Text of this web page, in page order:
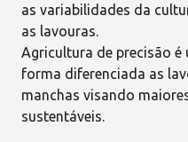
as variabilidades da
as lavouras.
Agricultura de precisão é
forma diferenciada as
manchas visando
sustentáveis.